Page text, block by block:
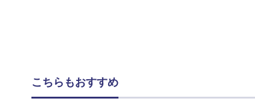
こちらもおすすめ